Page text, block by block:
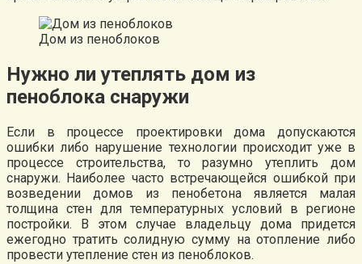
Дом из пеноблоков
Нужно ли утеплять дом из
пеноблока снаружи
Если в процессе проектировки дома допускаются
ошибки либо нарушение технологии происходит уже в
процессе строительства, то разумно утеплить дом
снаружи. Наиболее часто встречающейся ошибкой при
возведении домов из пенобетона является малая
толщина стен для температурных условий в регионе
постройки. В этом случае владельцу дома придется
ежегодно тратить солидную сумму на отопление либо
провести утепление стен из пеноблоков.